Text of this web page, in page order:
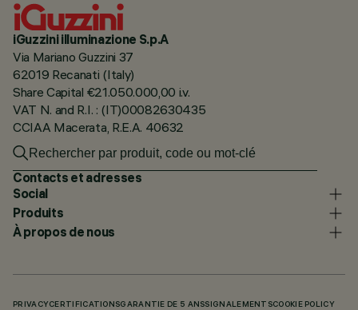
iGuzzini illuminazione S.p.A
Via Mariano Guzzini 37
62019 Recanati (Italy)
Share Capital €21.050.000,00 i.v.
VAT N. and R.I. : (IT)00082630435
CCIAA Macerata, R.E.A. 40632
Contacts et adresses
Social
Produits
À propos de nous
PRIVACY CERTIFICATIONSGARANTIE DE 5 ANSSIGNALEMENTSCOOKIE POLICY